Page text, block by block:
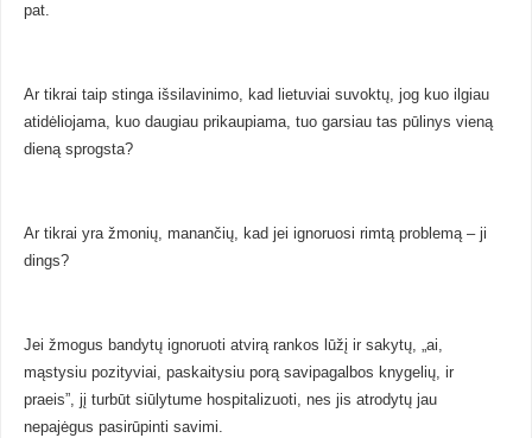
pat.
Ar tikrai taip stinga išsilavinimo, kad lietuviai suvoktų, jog kuo ilgiau
atidėliojama, kuo daugiau prikaupiama, tuo garsiau tas pūlinys vieną
dieną sprogsta?
Ar tikrai yra žmonių, manančių, kad jei ignoruosi rimtą problemą – ji
dings?
Jei žmogus bandytų ignoruoti atvirą rankos lūžį ir sakytų, „ai,
mąstysiu pozityviai, paskaitysiu porą savipagalbos knygelių, ir
praeis”, jį turbūt siūlytume hospitalizuoti, nes jis atrodytų jau
nepajėgus pasirūpinti savimi.